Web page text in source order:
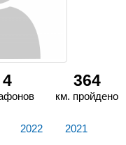
4 364
км. пройдено
2022 2021